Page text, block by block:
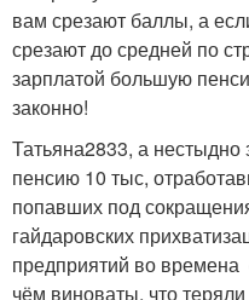
вам срезают баллы, а
срезают до средней по
зарплатой большую
законно!
Татьяна2833, а
пенсию 10 тыс,
попавших под
гайдаровских
предприятий во времена
чём виноваты, что